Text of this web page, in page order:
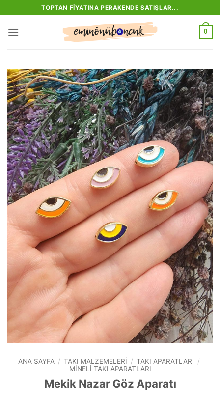
atla
TOPTAN FIYATINA PERAKENDE SATIŞLAR...
0
ANA SAYFA / TAKI MALZEMELERI / TAKI APARATLARI /
MINELI TAKI APARATLARI
Mekik Nazar Göz Aparatı